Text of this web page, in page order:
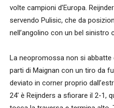
volte campioni d’Europa.
servendo Pulisic, che da
nell’angolino con un bel sinistro
La neopromossa non si abbatte
parti di Maignan con un tiro da
deviato in corner proprio
24′ è Reijnders a sfiorare il 2-1,